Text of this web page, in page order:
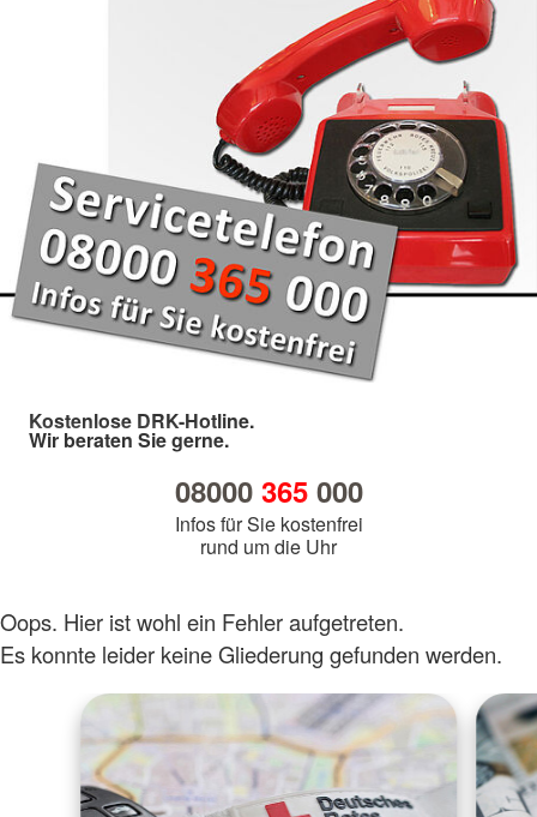
Kostenlose DRK-Hotline.
Wir beraten Sie gerne.
08000 365000
Infos für Sie kostenfrei
rund um die Uhr
Oops. Hier ist wohl ein Fehler aufgetreten.
Es konnte leider keine Gliederung gefunden werden.